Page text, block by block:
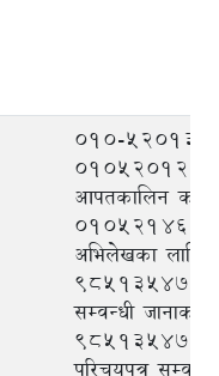
010-520133,
010520121,
आपतकालिन
010521464,
अभिलेखका लागि
९८५१३५४७१७,
सम्वन्धी
९८५१३५४७२७,
परिचयपत्र